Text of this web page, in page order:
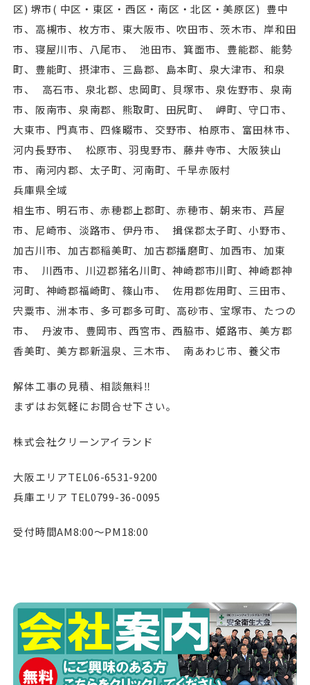
区) 堺市( 中区・東区・⻄区・南区・北区・美原区) 豊中
市、高槻市、枚方市、東⼤阪市、吹田市、茨木市、岸和田
市、寝屋川市、八尾市、 池田市、箕面市、豊能郡、能勢
町、豊能町、摂津市、三島郡、島本町、泉⼤津市、和泉
市、 高石市、泉北郡、忠岡町、貝塚市、泉佐野市、泉南
市、阪南市、泉南郡、熊取町、田尻町、 岬町、守口市、
⼤東市、門真市、四條畷市、交野市、柏原市、富田林市、
河内⻑野市、 松原市、羽曳野市、藤井寺市、⼤阪狭山
市、南河内郡、太子町、河南町、千早赤阪村
兵庫県全域
相生市、明石市、赤穂郡上郡町、赤穂市、朝来市、芦屋
市、尼崎市、淡路市、伊丹市、 揖保郡太子町、小野市、
加古川市、加古郡稲美町、加古郡播磨町、加⻄市、加東
市、 川⻄市、川辺郡猪名川町、神崎郡市川町、神崎郡神
河町、神崎郡福崎町、篠山市、 佐用郡佐用町、三田市、
宍粟市、洲本市、多可郡多可町、高砂市、宝塚市、たつの
市、 丹波市、豊岡市、⻄宮市、⻄脇市、姫路市、美方郡
香美町、美方郡新温泉、三木市、 南あわじ市、養父市
解体工事の見積、相談無料‼︎
まずはお気軽にお問合せ下さい。
株式会社クリーンアイランド
大阪エリアTEL06-6531-9200
兵庫エリア TEL0799-36-0095
受付時間AM8:00〜PM18:00